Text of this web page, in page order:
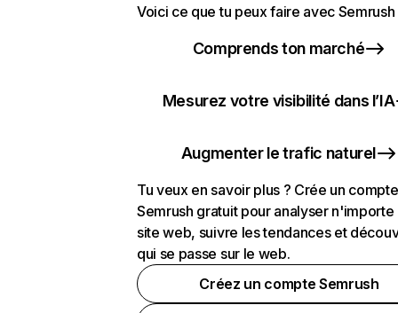
Voici ce que tu peux faire avec Semrush
Comprends ton marché
Mesurez votre visibilité dans l’IA
Augmenter le trafic naturel
Tu veux en savoir plus ? Crée un compte
Semrush gratuit pour analyser n'importe
site web, suivre les tendances et
qui se passe sur le web.
Créez un compte Semrush